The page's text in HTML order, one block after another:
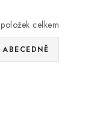
položek celkem
ABECEDNĚ